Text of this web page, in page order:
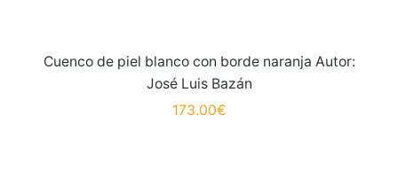
Cuenco de piel blanco con borde naranja Autor:
José Luis Bazán
173.00€